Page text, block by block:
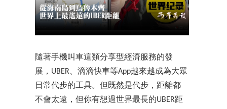
隨著手機叫車這類分享型經濟服務的發
展，UBER、滴滴快車等App越來越成為大眾
日常代步的工具。但既然是代步，距離都
不會太遠，但你有想過世界最長的UBER距